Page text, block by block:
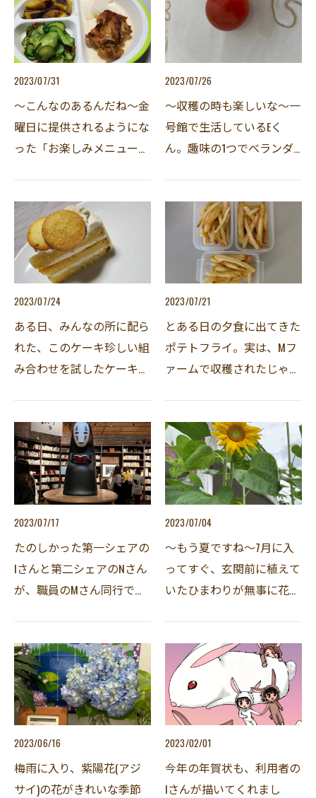
人前(！)ともなると大変で
あろうことが分かります。
…
粉」を使ったどら焼きを提
供いたしました。普通…
2023/07/31
～こんなのあるんだね～金
曜日に提供されるようにな
った「お楽しみメニュー」
たそうです。某食材宅配会
社の物を使ってみることに
しました。メニューは決…
2023/07/26
～収穫の時も楽しいな～一
号館で生活しているEく
ん。趣味の1つでベランダ
穫できたそうです。そのミ
ニトマトを見せてもらいま
したが、お店に並んでいて
2023/07/24
ある日、みんなの所に配ら
れた、このケーキ珍しい組
み合わせを試したケーキな
ジャムです。梅を使ったケ
ーキは少し珍しいかもしれ
ませんね。梅の爽やかな…
2023/07/21
とある日の夕食に出てきた
ポテトフライ。実は、Mフ
ァームで収穫されたじゃが
けはシンプルに塩だけでし
たが、素材がいいのでしょ
う、塩だけでも美味しか…
2023/07/17
たのしかった第一シェアの
Iさんと第二シェアのNさん
が、職員のMさん同行で、
す。久しぶりの福岡と言う
事で、Nさんははしゃいで
いたようです。会場には、
…
2023/07/04
～もう夏ですね～7月に入
ってすぐ、玄関前に植えて
いたひまわりが無事に花を
けでしたが、このブログが
皆さんのところに届くころ
にはもっともっと花が咲…
2023/06/16
梅雨に入り、紫陽花(アジ
サイ)の花がきれいな季節
2023/02/01
今年の年賀状も、利用者の
Iさんが描いてくれまし